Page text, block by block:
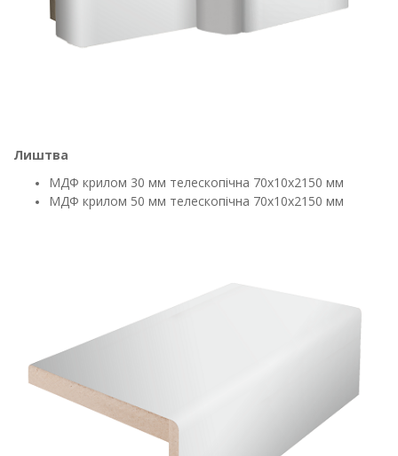
Лиштва
МДФ крилом 30 мм телескопічна 70х10х2150 мм
МДФ крилом 50 мм телескопічна 70х10х2150 мм